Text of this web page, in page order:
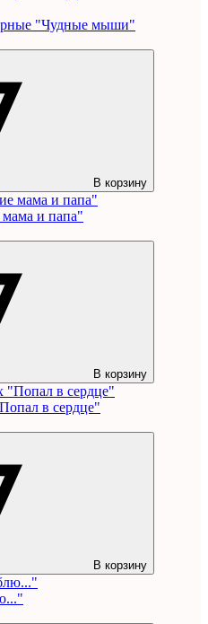
"Чудные мыши"
В корзину
и папа"
В корзину
в сердце"
В корзину